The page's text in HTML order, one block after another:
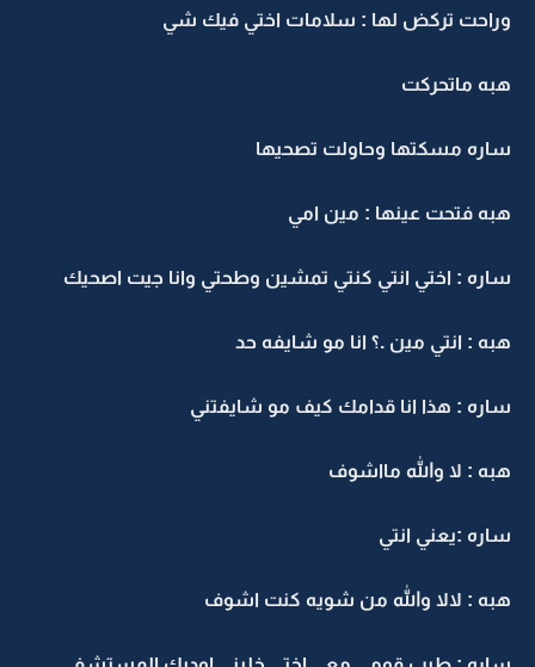
وراحت تركض لها : سلامات اختي فيك شي
هبه ماتحركت
ساره مسكتها وحاولت تصحيها
هبه فتحت عينها : مين امي
ساره : اختي انتي كنتي تمشين وطحتي وانا جيت اصحيك
هبه : انتي مين .؟ انا مو شايفه حد
ساره : هذا انا قدامك كيف مو شايفتني
هبه : لا والله مااشوف
ساره :يعني انتي
هبه : لالا والله من شويه كنت اشوف